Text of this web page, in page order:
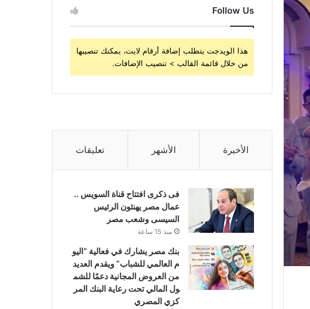
Follow Us
هذا الويدجت يتطلب إضافة أرقام لايت، يمكنك تنصيبها
من خلال قائمة القالب > تنصيب الإضافات.
الأخيرة الأشهر تعليقات
فى ذكرى افتتاح قناة السويس ..
عمال مصر يهنئون الرئيس
السيسى وشعب مصر
منذ 15 ساعة
بنك مصر يشارك في فعالية “اليو
م العالمي للشباب” ويقدم العديد
من العروض المجانية دعمًا للشم
ول المالي تحت رعاية البنك المر
كزي المصري